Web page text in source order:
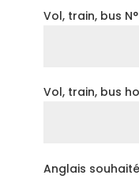
Vol, train, bus
Vol, train, bus
Anglais